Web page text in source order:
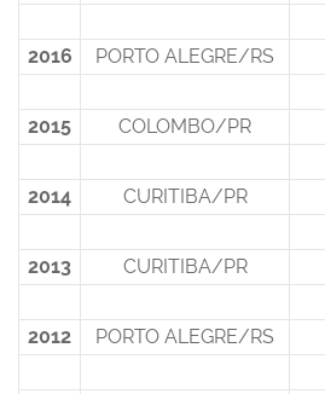
2016
PORTO ALEGRE/RS
2015
COLOMBO/PR
2014
CURITIBA/PR
2013
CURITIBA/PR
2012
PORTO ALEGRE/RS